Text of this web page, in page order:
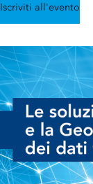
Iscriviti all'evento